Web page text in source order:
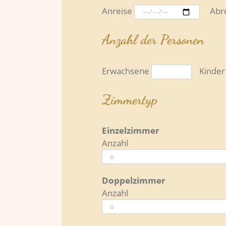
Anreise
Anzahl der Personen
Erwachsene Kinder
Zimmertyp
Einzelzimmer
Anzahl
Doppelzimmer
Anzahl